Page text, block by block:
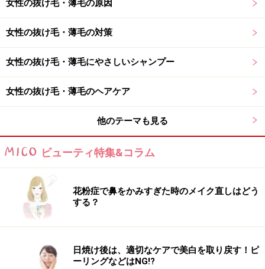
女性の抜け毛・薄毛の原因
女性の抜け毛・薄毛の対策
女性の抜け毛・薄毛にやさしいシャンプー
女性の抜け毛・薄毛のヘアケア
他のテーマも見る
ビューティ特集&コラム
花粉症で鼻をかみすぎた時のメイク直しはどう
する？
日焼け後は、適切なケアで美白を取り戻す！ピ
ーリングなどはNG!?